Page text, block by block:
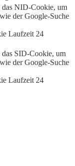
NID-Cookie, um
der Google-Suche
Laufzeit 24
SID-Cookie, um
der Google-Suche
Laufzeit 24